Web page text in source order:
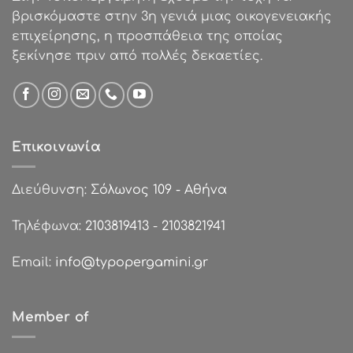
βρισκόμαστε στην 3η γενιά μιας οικογενειακής
επιχείρησης, η προσπάθεια της οποίας
ξεκίνησε πριν από πολλές δεκαετίες.
Επικοινωνία
Διεύθυνση: Σόλωνος 109 - Αθήνα
Τηλέφωνα: 2103819413 - 2103821941
Email: info@typopergamini.gr
Member of